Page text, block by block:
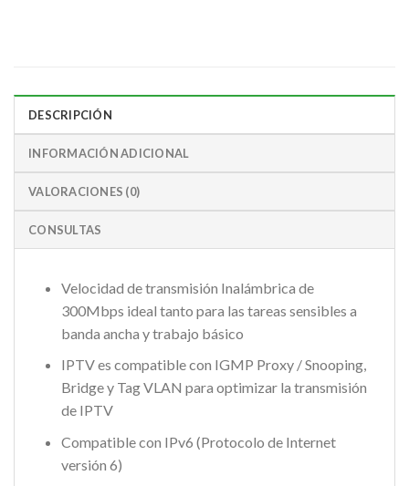
DESCRIPCIÓN
INFORMACIÓN ADICIONAL
VALORACIONES (0)
CONSULTAS
Velocidad de transmisión Inalámbrica de
300Mbps ideal tanto para las tareas sensibles a
banda ancha y trabajo básico
IPTV es compatible con IGMP Proxy / Snooping,
Bridge y Tag VLAN para optimizar la transmisión
de IPTV
Compatible con IPv6 (Protocolo de Internet
versión 6)